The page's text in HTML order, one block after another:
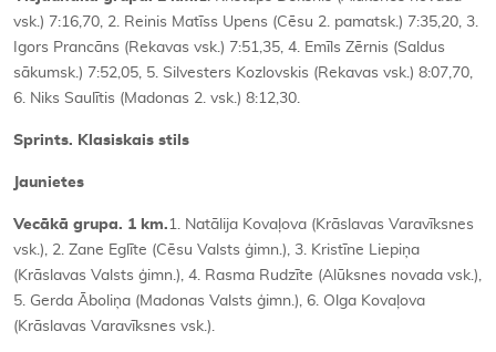
vsk.) 7:16,70, 2. Reinis Matīss Upens (Cēsu 2. pamatsk.) 7:35,20, 3.
Igors Prancāns (Rekavas vsk.) 7:51,35, 4. Emīls Zērnis (Saldus
sākumsk.) 7:52,05, 5. Silvesters Kozlovskis (Rekavas vsk.) 8:07,70,
6. Niks Saulītis (Madonas 2. vsk.) 8:12,30.
Sprints. Klasiskais stils
Jaunietes
Vecākā grupa. 1 km.1. Natālija Kovaļova (Krāslavas Varavīksnes
vsk.), 2. Zane Eglīte (Cēsu Valsts ģimn.), 3. Kristīne Liepiņa
(Krāslavas Valsts ģimn.), 4. Rasma Rudzīte (Alūksnes novada vsk.),
5. Gerda Āboliņa (Madonas Valsts ģimn.), 6. Olga Kovaļova
(Krāslavas Varavīksnes vsk.).